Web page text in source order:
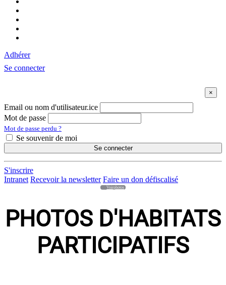
Adhérer
Se connecter
Email ou nom d'utilisateur.ice
Mot de passe
Mot de passe perdu ?
Se souvenir de moi
Se connecter
S'inscrire
Intranet Recevoir la newsletter Faire un don défiscalisé
Voirphotos
PHOTOS D'HABITATS
PARTICIPATIFS